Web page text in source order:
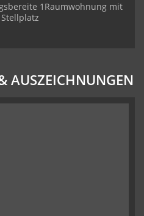
1Raumwohnung mit
AUSZEICHNUNGEN